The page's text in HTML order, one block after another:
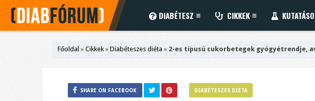
DIABÉTESZ CIKKEK
Főoldal » Cikkek » Diabéteszes diéta » 2-es típusú cukorbetegek gyógyétrendje,
DIABÉTESZES DIÉTA
SHARE ON FACEBOOK